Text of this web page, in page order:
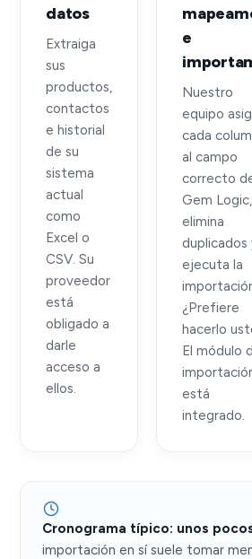
datos
Extraiga
sus
productos,
contactos
e historial
de su
sistema
actual
como
Excel o
CSV. Su
proveedor
está
obligado a
darle
acceso a
ellos.
e
Nuestro
equipo
cada
al campo
correcto
Gem Logic,
elimina
duplicados
ejecuta la
¿Prefiere
hacerlo
El módulo
está
integrado.
Cronograma típico: unos
importación en sí suele tomar